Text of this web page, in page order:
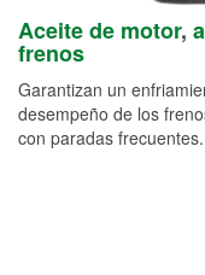
Aceite de motor,
frenos
Garantizan un
desempeño de los
con paradas frecuentes.